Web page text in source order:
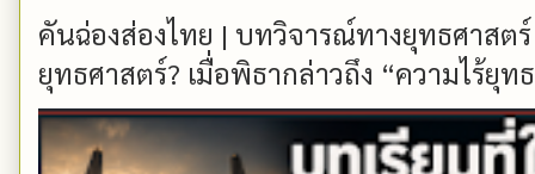
คันฉ่องส่องไทย | บทวิจารณ์ทางยุทธศาสต
ยุทธศาสตร์? เมื่อพิธากล่าวถึง “ความไร้ยุท